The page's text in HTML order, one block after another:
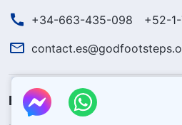
+34-663-435-098
+52-
El reino de Dios ha llegado